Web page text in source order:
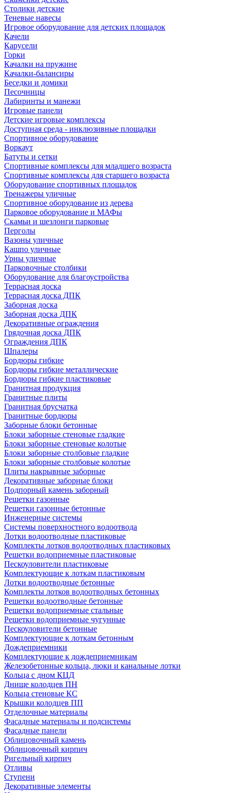
Столики детские
Теневые навесы
Игровое оборудование для детских площадок
Качели
Карусели
Горки
Качалки на пружине
Качалки-балансиры
Беседки и домики
Песочницы
Лабиринты и манежи
Игровые панели
Детские игровые комплексы
Доступная среда - инклюзивные площадки
Спортивное оборудование
Воркаут
Батуты и сетки
Спортивные комплексы для младшего возраста
Спортивные комплексы для старшего возраста
Оборудование спортивных площадок
Тренажеры уличные
Спортивное оборудование из дерева
Парковое оборудование и МАФы
Скамьи и шезлонги парковые
Перголы
Вазоны уличные
Кашпо уличные
Урны уличные
Парковочные столбики
Оборудование для благоустройства
Террасная доска
Террасная доска ДПК
Заборная доска
Заборная доска ДПК
Декоративные ограждения
Грядочная доска ДПК
Ограждения ДПК
Шпалеры
Бордюры гибкие
Бордюры гибкие металлические
Бордюры гибкие пластиковые
Гранитная продукция
Гранитные плиты
Гранитная брусчатка
Гранитные бордюры
Заборные блоки бетонные
Блоки заборные стеновые гладкие
Блоки заборные стеновые колотые
Блоки заборные столбовые гладкие
Блоки заборные столбовые колотые
Плиты накрывные заборные
Декоративные заборные блоки
Подпорный камень заборный
Решетки газонные
Решетки газонные бетонные
Инженерные системы
Системы поверхностного водоотвода
Лотки водоотводные пластиковые
Комплекты лотков водоотводных пластиковых
Решетки водоприемные пластиковые
Пескоуловители пластиковые
Комплектующие к лоткам пластиковым
Лотки водоотводные бетонные
Комплекты лотков водоотводных бетонных
Решетки водоотводные бетонные
Решетки водоприемные стальные
Решетки водоприемные чугунные
Пескоуловители бетонные
Комплектующие к лоткам бетонным
Дождеприемники
Комплектующие к дождеприемникам
Железобетонные кольца, люки и канальные лотки
Кольца с дном КЦД
Днище колодцев ПН
Кольца стеновые КС
Крышки колодцев ПП
Отделочные материалы
Фасадные материалы и подсистемы
Фасадные панели
Облицовочный камень
Облицовочный кирпич
Ригельный кирпич
Отливы
Ступени
Декоративные элементы